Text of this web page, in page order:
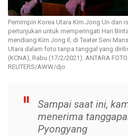
Pemimpin Korea Utara Kim Jong Un dan
pertunjukan untuk memperingati Hari
mendiang Kim Jong Il, di Teater Seni
Utara dalam foto tanpa tanggal yang
(KCNA), Rabu (17/2/2021). ANTARA
REUTERS/AWW/djo
Sampai saat ini,
menerima
Pyongyang